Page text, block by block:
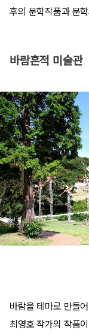
후의 문학작품과 문
바람흔적 미술관
바람을 테마로 만들
최영호 작가의 작품